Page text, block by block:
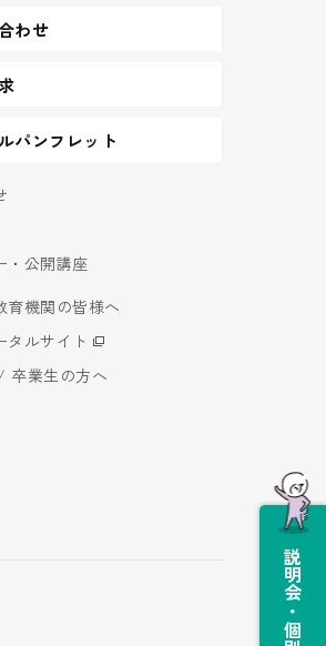
わせ
パンフレット
・公開講座
育機関の皆様へ
タルサイト
卒業生の方へ